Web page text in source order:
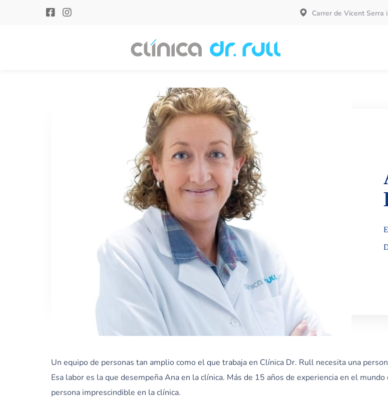
Carrer de Vicent Serra
Un equipo de personas tan amplio como el que trabaja en Clínica Dr. Rull necesita una
Esa labor es la que desempeña Ana en la clínica. Más de 15 años de experiencia en el
persona imprescindible en la clínica.